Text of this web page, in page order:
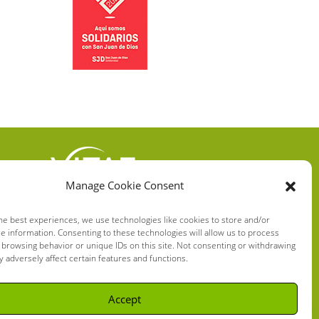
Manage Cookie Consent
best experiences, we use technologies like cookies to store and/or
information. Consenting to these technologies will allow us to process
browsing behavior or unique IDs on this site. Not consenting or withdrawing
adversely affect certain features and functions.
Accept
INNOVATION S.L.
C/ Verneda del Congost, 5
08160 Montmeló Barcelona